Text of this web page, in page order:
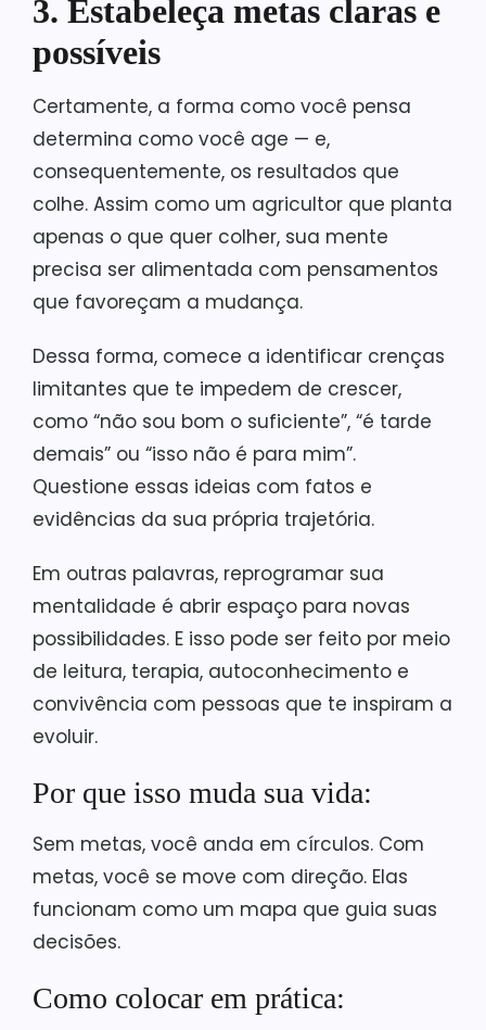
3. Estabeleça metas claras e
possíveis
Certamente, a forma como você pensa
determina como você age — e,
consequentemente, os resultados que
colhe. Assim como um agricultor que planta
apenas o que quer colher, sua mente
precisa ser alimentada com pensamentos
que favoreçam a mudança.
Dessa forma, comece a identificar crenças
limitantes que te impedem de crescer,
como “não sou bom o suficiente”, “é tarde
demais” ou “isso não é para mim”.
Questione essas ideias com fatos e
evidências da sua própria trajetória.
Em outras palavras, reprogramar sua
mentalidade é abrir espaço para novas
possibilidades. E isso pode ser feito por meio
de leitura, terapia, autoconhecimento e
convivência com pessoas que te inspiram a
evoluir.
Por que isso muda sua vida:
Sem metas, você anda em círculos. Com
metas, você se move com direção. Elas
funcionam como um mapa que guia suas
decisões.
Como colocar em prática: